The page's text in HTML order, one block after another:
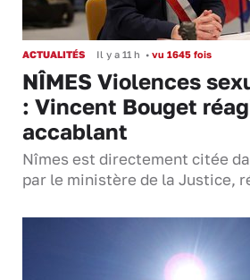
ACTUALITÉS Il y a 11 h • vu 1645 fois
NÎMES Violences
: Vincent Bouget
accablant
Nîmes est directement citée
par le ministère de la Justice,